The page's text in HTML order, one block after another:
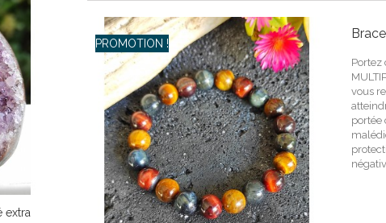
extra
PROMOTION !
Portez
vous
portée